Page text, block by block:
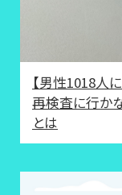
【男性1018人
再検査に行か
とは